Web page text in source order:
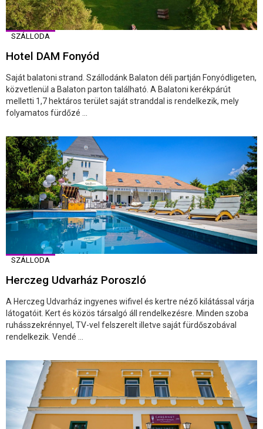
SZÁLLODA
Hotel DAM Fonyód
Saját balatoni strand. Szállodánk Balaton déli partján Fonyódligeten,
közvetlenül a Balaton parton található. A Balatoni kerékpárút
melletti 1,7 hektáros terület saját stranddal is rendelkezik, mely
folyamatos fürdőzé ...
SZÁLLODA
Herczeg Udvarház Poroszló
A Herczeg Udvarház ingyenes wifivel és kertre néző kilátással várja
látogatóit. Kert és közös társalgó áll rendelkezésre. Minden szoba
ruhásszekrénnyel, TV-vel felszerelt illetve saját fürdőszobával
rendelkezik. Vendé ...